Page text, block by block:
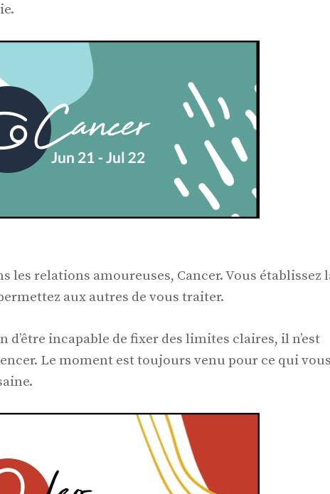
les relations amoureuses, Cancer. Vous établissez
aux autres de vous traiter.
d’être incapable de fixer des limites claires, il n’est
Le moment est toujours venu pour ce qui